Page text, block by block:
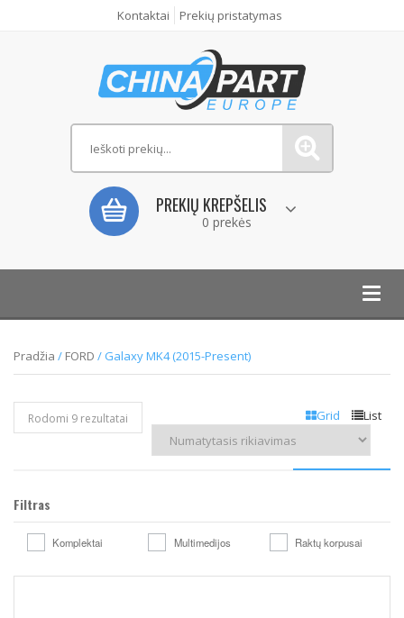
Kontaktai Prekių pristatymas
PREKIŲ KREPŠELIS
0 prekės
Pradžia / FORD / Galaxy MK4 (2015-Present)
Grid List
Rodomi 9 rezultatai
Filtras
Komplektai Multimedijos Raktų korpusai